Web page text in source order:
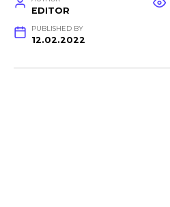
EDITOR
PUBLISHED BY
12.02.2022